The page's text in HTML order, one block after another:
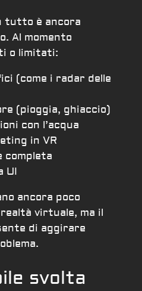
tutto è ancora
Al momento
o limitati:
(come i radar delle
(pioggia, ghiaccio)
con l’acqua
in VR
completa
UI
ancora poco
virtuale, ma il
di aggirare
svolta